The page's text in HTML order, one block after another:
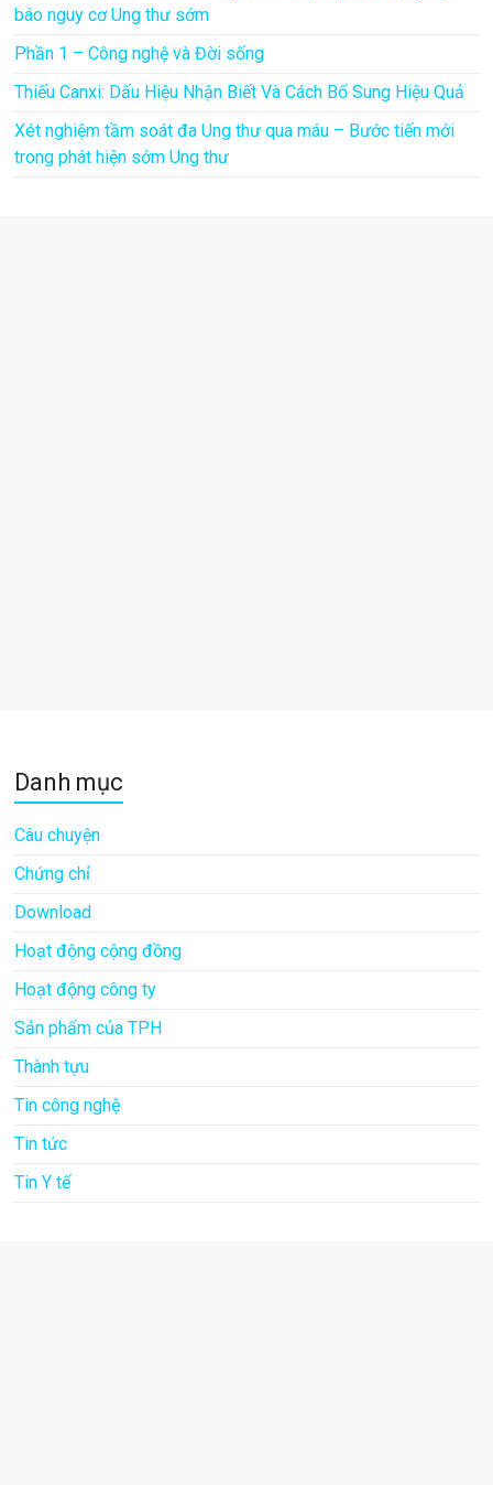
báo nguy cơ Ung thư sớm
Phần 1 – Công nghệ và Đời sống
Thiếu Canxi: Dấu Hiệu Nhận Biết Và Cách Bổ Sung Hiệu Quả
Xét nghiệm tầm soát đa Ung thư qua máu – Bước tiến mới
trong phát hiện sớm Ung thư
Danh mục
Câu chuyện
Chứng chỉ
Download
Hoạt động cộng đồng
Hoạt động công ty
Sản phẩm của TPH
Thành tựu
Tin công nghệ
Tin tức
Tin Y tế